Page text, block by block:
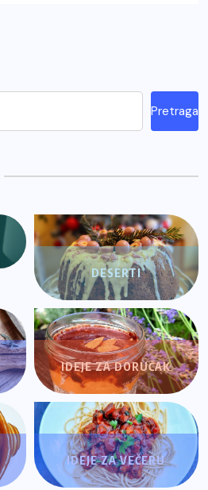
Pretraga
DESERTI
IDEJE ZA DORUČAK
IDEJE ZA VEČERU